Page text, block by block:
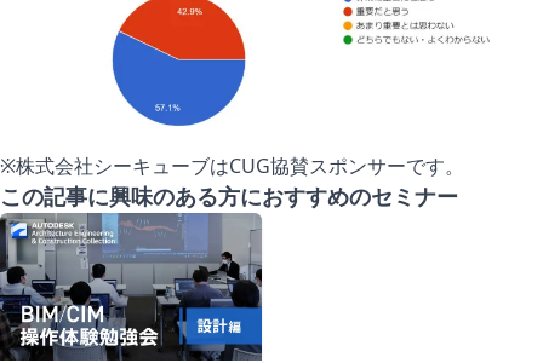
※株式会社シーキューブはCUG協賛スポンサーです。
この記事に興味のある方におすすめのセミナー